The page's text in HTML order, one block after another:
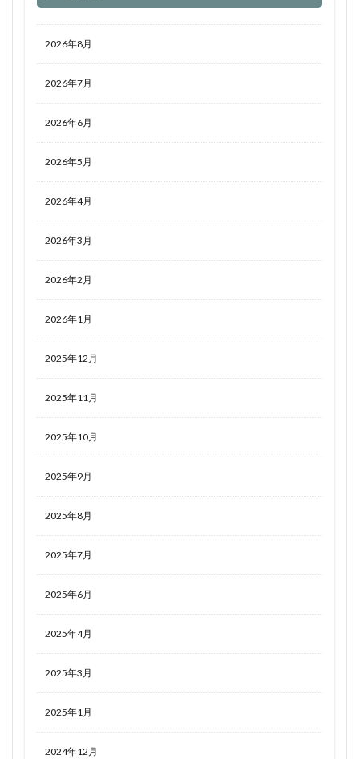
2026年8月
2026年7月
2026年6月
2026年5月
2026年4月
2026年3月
2026年2月
2026年1月
2025年12月
2025年11月
2025年10月
2025年9月
2025年8月
2025年7月
2025年6月
2025年4月
2025年3月
2025年1月
2024年12月